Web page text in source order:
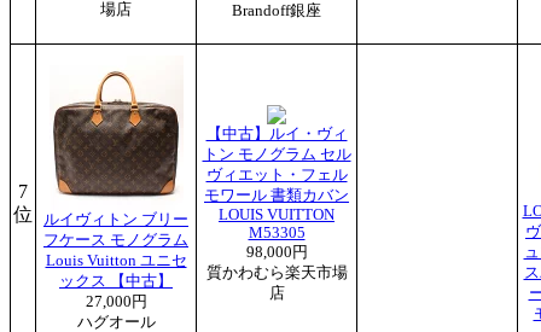
場店
Brandoff銀座
7
位
ルイヴィトン ブリー
フケース モノグラム
Louis Vuitton ユニセ
ックス 【中古】
27,000円
ハグオール
【中古】ルイ・ヴィ
トン モノグラム セル
ヴィエット・フェル
モワール 書類カバン
LOUIS VUITTON
M53305
98,000円
質かわむら楽天市場
店